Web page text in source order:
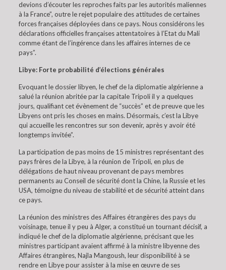
devions d’écouter les reproches faits par les autorités maliennes
à la France”, outre le rejet populaire des attitudes de certaines
forces françaises déployées dans ce pays. Nous considérons les
déclarations officielles françaises attentatoires à l’Etat du Mali
comme étant de l’ingérence dans les affaires internes de ce
pays”.
Libye: Forte probabilité d’élections générales
Evoquant le dossier libyen, le chef de la diplomatie algérienne a
salué la réunion abritée par la capitale Tripoli il y a quelques
jours, qualifiant cet évènement de “succès” et de preuve que les
Libyens ont pris les choses en mains. Désormais, c’est la Libye
qui accueille les rencontres sur son devenir, après y avoir été
longtemps invitée”.
La participation de pas moins de 15 ministres représentant des
pays frères de la Libye, à la réunion de Tripoli, en plus de
délégations de haut niveau provenant de pays membres
permanents au Conseil de sécurité dont la Chine, la Russie et les
USA, témoigne du niveau de stabilité et de sécurité atteint dans
ce pays.
La réunion des ministres des Affaires étrangères des pays du
voisinage, tenue il y peu à Alger, a constitué un tournant décisif, a
indiqué le chef de la diplomatie algérienne, précisant que les
ministres participant avaient affirmé à la ministre libyenne des
Affaires étrangères, Najla Mangoush, leur disponibilité à se
rendre en Libye pour assister à la mise en œuvre de ses